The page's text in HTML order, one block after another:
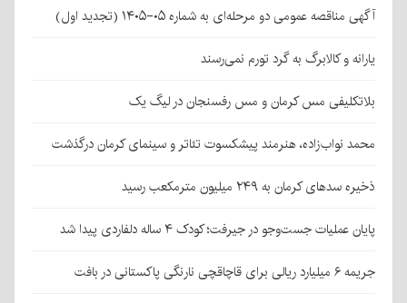
آگهی مناقصه عمومی دو مرحله‌ای به شماره ۰۵-۱۴۰۵ (تجدید اول)
یارانه و کالابرگ به گرد تورم نمی‌رسند
بلاتکلیفی مس کرمان و مس رفسنجان در لیگ یک
محمد نواب‌زاده، هنرمند پیشکسوت تئاتر و سینمای کرمان درگذشت
ذخیره سدهای کرمان به ۲۴۹ میلیون مترمکعب رسید
پایان عملیات جست‌وجو در جیرفت؛ کودک ۴ ساله دلفاردی پیدا شد
جریمه ۶ میلیارد ریالی برای قاچاقچی نارنگی پاکستانی در بافت